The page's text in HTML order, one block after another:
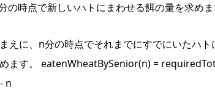
の時点で新しいハトにまわせる餌の量を求め
えに、n分の時点でそれまでにすでにいたハ
ます。 eatenWheatBySenior(n) =
n